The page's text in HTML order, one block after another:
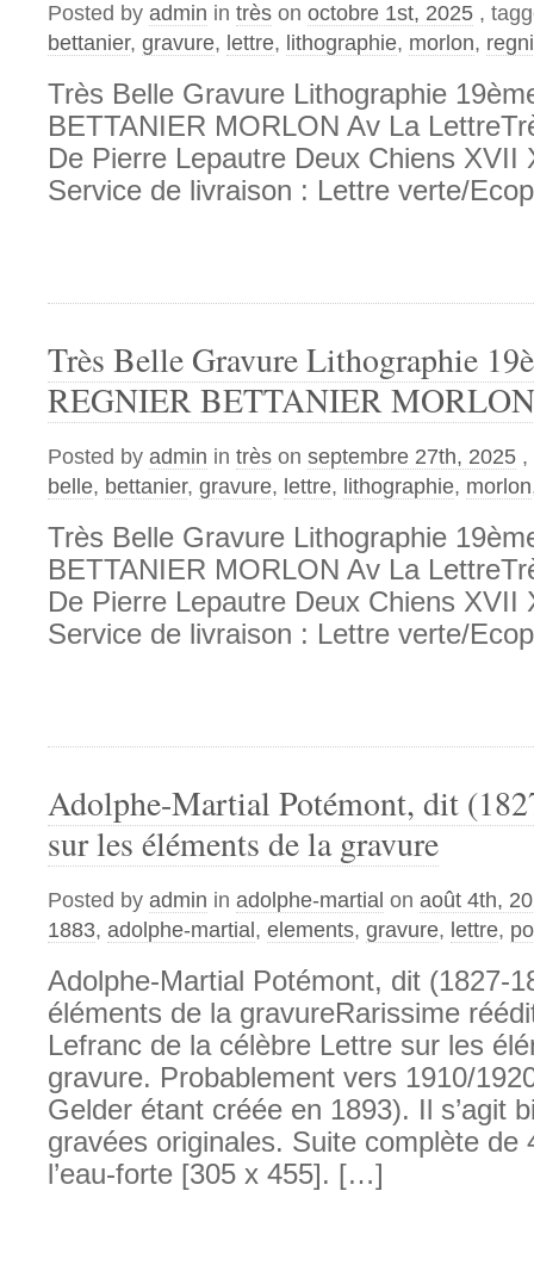
Posted by admin in très on octobre 1st, 2025 ,
bettanier, gravure, lettre, lithographie, morlon,
Très Belle Gravure Lithographie
BETTANIER MORLON Av La
De Pierre Lepautre Deux Chiens XVII
Service de livraison : Lettre verte/
Très Belle Gravure Lithographie
REGNIER BETTANIER
Posted by admin in très on septembre 27th, 2025 ,
belle, bettanier, gravure, lettre, lithographie, morlon
Très Belle Gravure Lithographie
BETTANIER MORLON Av La
De Pierre Lepautre Deux Chiens XVII
Service de livraison : Lettre verte/
Adolphe-Martial Potémont, dit
sur les éléments de la gravure
Posted by admin in adolphe-martial on août 4th,
1883, adolphe-martial , elements, gravure, lettre,
Adolphe-Martial Potémont, dit (1827-
éléments de la gravureRarissime
Lefranc de la célèbre Lettre sur les
gravure. Probablement vers 1910/
Gelder étant créée en 1893). Il s’agit
gravées originales. Suite complète de
l’eau-forte [305 x 455]. […]